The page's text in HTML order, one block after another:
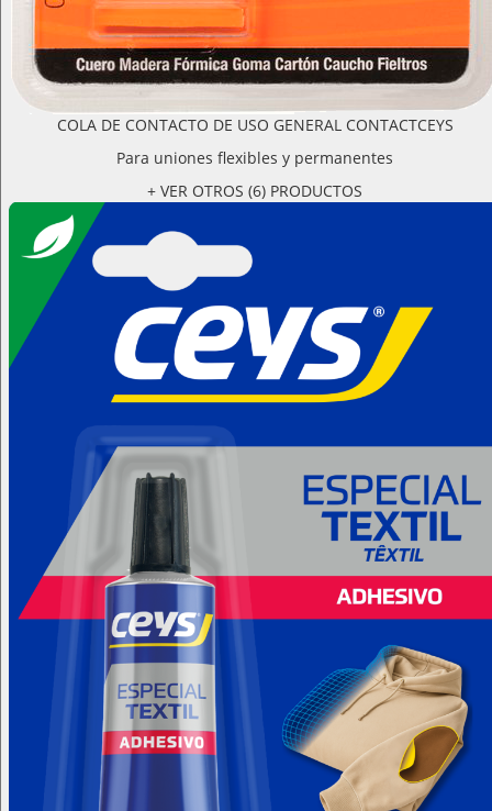
COLA DE CONTACTO DE USO GENERAL CONTACTCEYS
Para uniones flexibles y permanentes
+ VER OTROS (6) PRODUCTOS